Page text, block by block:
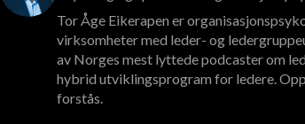
Tor Åge Eikerapen er
virksomheter med leder- og
av Norges mest lyttede podcaster om
hybrid utviklingsprogram for ledere.
forstås.